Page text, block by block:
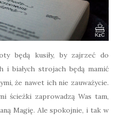
będą kusiły, by zajrzeć do
i białych strojach będą mamić
że nawet ich nie zauważycie.
ścieżki zaprowadzą Was tam,
Magię. Ale spokojnie, i tak w